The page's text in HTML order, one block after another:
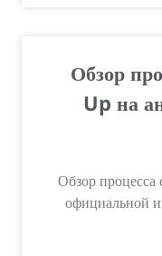
Обзор
Up на
Обзор
официальной